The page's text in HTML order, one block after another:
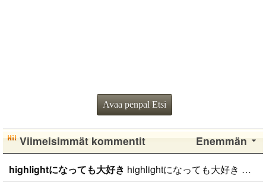
Avaa penpal Etsi
Enemmän
Viimeisimmät kommentit
highlightになっても大好き highlightになっても大好き ファンになったのが、遅かったからいろんな情報が欲しいです。 highlightになっても好きな気持ちは変わりません。 メンバー全員が大好きですが、一番大好きなのはジュンヒョンです。 彼らのことたくさん知りたいです。